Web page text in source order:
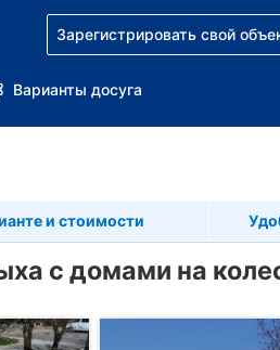
Зарегистрировать свой
Варианты досуга
и стоимости
с домами на